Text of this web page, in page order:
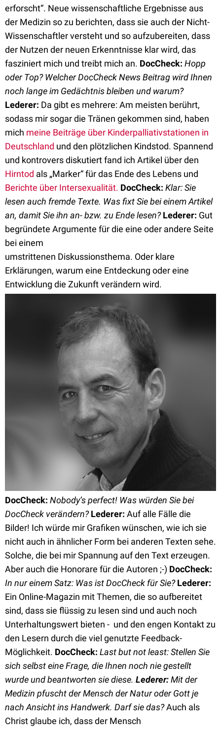
erforscht“. Neue wissenschaftliche Ergebnisse aus
der Medizin so zu berichten, dass sie auch der Nicht-
Wissenschaftler versteht und so aufzubereiten, dass
der Nutzen der neuen Erkenntnisse klar wird, das
fasziniert mich und treibt mich an. DocCheck: Hopp
oder Top? Welcher DocCheck News Beitrag wird Ihnen
noch lange im Gedächtnis bleiben und warum?
Lederer: Da gibt es mehrere: Am meisten berührt,
sodass mir sogar die Tränen gekommen sind, haben
mich meine Beiträge über Kinderpalliativstationen in
Deutschland und den plötzlichen Kindstod. Spannend
und kontrovers diskutiert fand ich Artikel über den
Hirntod als „Marker“ für das Ende des Lebens und
Berichte über Intersexualität. DocCheck: Klar: Sie
lesen auch fremde Texte. Was fixt Sie bei einem Artikel
an, damit Sie ihn an- bzw. zu Ende lesen? Lederer: Gut
begründete Argumente für die eine oder andere Seite
bei einem
umstrittenen Diskussionsthema. Oder klare
Erklärungen, warum eine Entdeckung oder eine
Entwicklung die Zukunft verändern wird.
DocCheck: Nobody’s perfect! Was würden Sie bei
DocCheck verändern? Lederer: Auf alle Fälle die
Bilder! Ich würde mir Grafiken wünschen, wie ich sie
nicht auch in ähnlicher Form bei anderen Texten sehe.
Solche, die bei mir Spannung auf den Text erzeugen.
Aber auch die Honorare für die Autoren ;-) DocCheck:
In nur einem Satz: Was ist DocCheck für Sie? Lederer:
Ein Online-Magazin mit Themen, die so aufbereitet
sind, dass sie flüssig zu lesen sind und auch noch
Unterhaltungswert bieten - und den engen Kontakt zu
den Lesern durch die viel genutzte Feedback-
Möglichkeit. DocCheck: Last but not least: Stellen Sie
sich selbst eine Frage, die Ihnen noch nie gestellt
wurde und beantworten sie diese. Lederer:Mit der
Medizin pfuscht der Mensch der Natur oder Gott je
nach Ansicht ins Handwerk. Darf sie das?Auch als
Christ glaube ich, dass der Mensch